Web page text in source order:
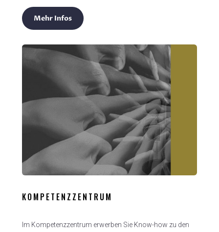
Mehr Infos
KOMPETENZZENTRUM
Im Kompetenzzentrum erwerben Sie Know-how zu den